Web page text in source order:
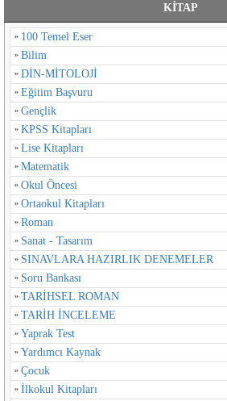
KİTAP
100 Temel Eser
Bilim
DİN-MİTOLOJİ
Eğitim Başvuru
Gençlik
KPSS Kitapları
Lise Kitapları
Matematik
Okul Öncesi
Ortaokul Kitapları
Roman
Sanat - Tasarım
SINAVLARA HAZIRLIK DENEMELER
Soru Bankası
TARİHSEL ROMAN
TARİH İNCELEME
Yaprak Test
Yardımcı Kaynak
Çocuk
İlkokul Kitapları